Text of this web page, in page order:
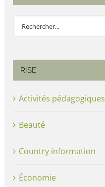
Rechercher:
RISE
Activités pédagogiques
Beauté
Country information
Économie